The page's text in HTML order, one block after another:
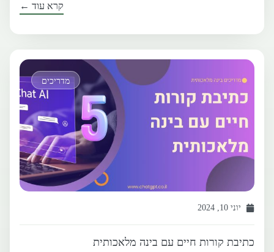
קרא עוד ←
יוני 10, 2024
כתיבת קורות חיים עם בינה מלאכותית
מדריכים